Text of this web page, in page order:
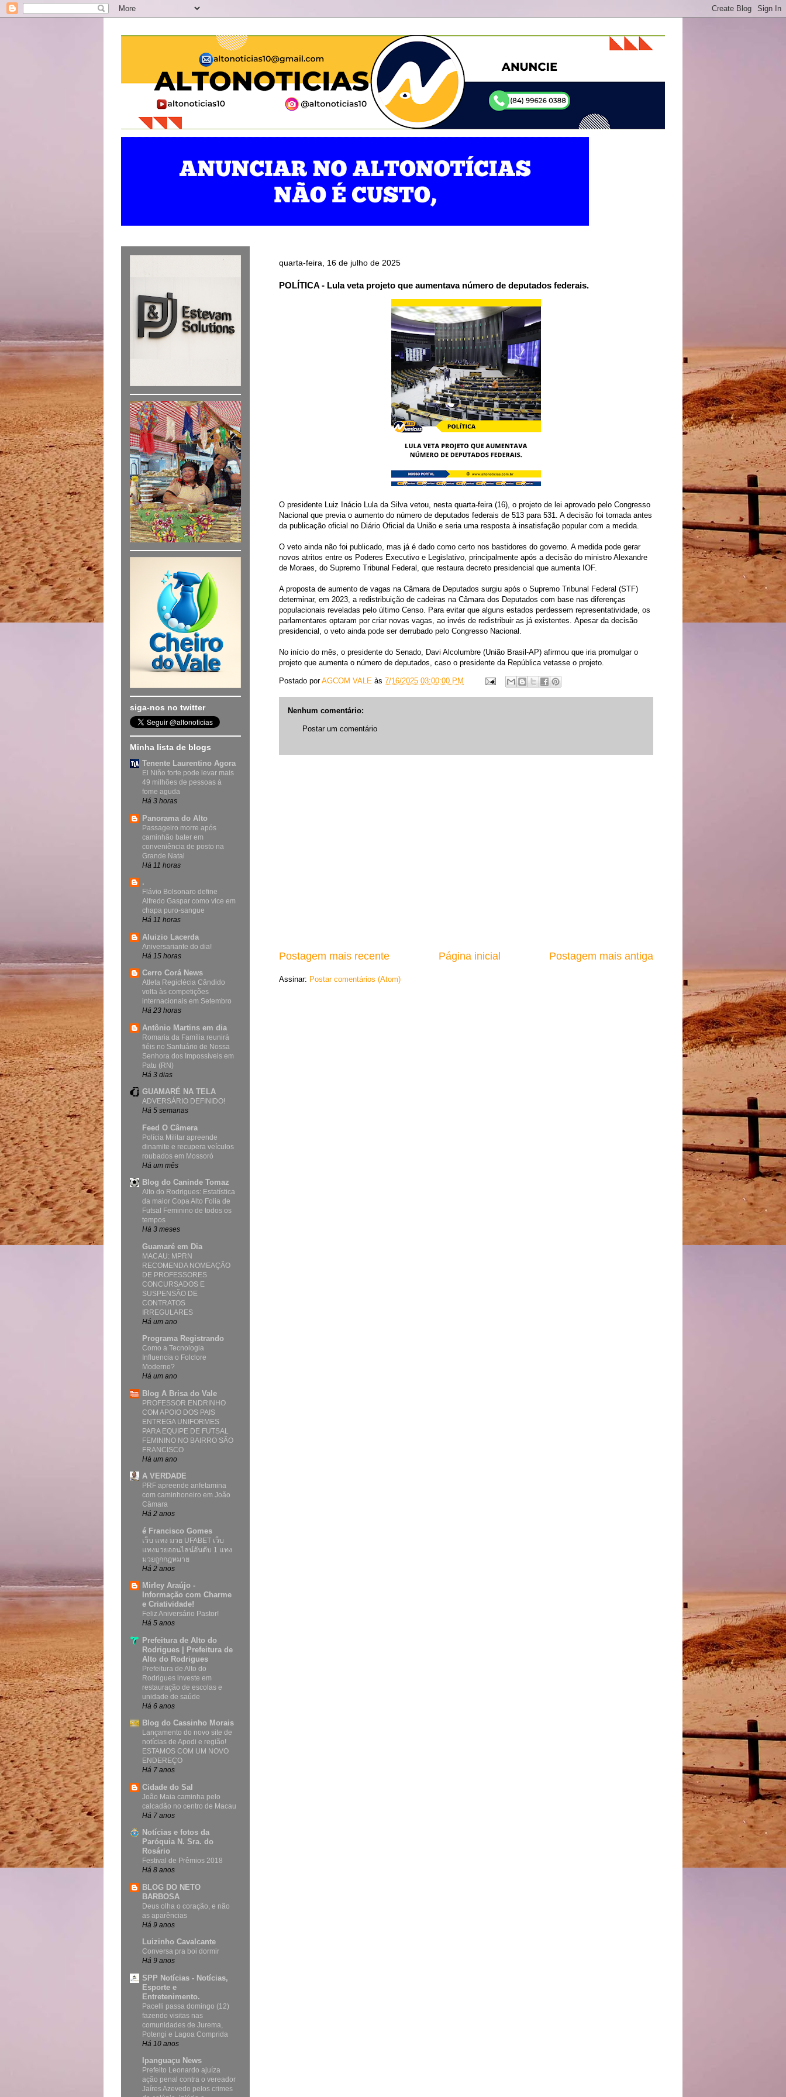
quarta-feira, 16 de julho de 2025
POLÍTICA - Lula veta projeto que aumentava número de deputados federais.
O presidente Luiz Inácio Lula da Silva vetou, nesta quarta-feira (16), o projeto de lei aprovado pelo Congresso
Nacional que previa o aumento do número de deputados federais de 513 para 531. A decisão foi tomada antes
da publicação oficial no Diário Oficial da União e seria uma resposta à insatisfação popular com a medida.
O veto ainda não foi publicado, mas já é dado como certo nos bastidores do governo. A medida pode gerar
novos atritos entre os Poderes Executivo e Legislativo, principalmente após a decisão do ministro Alexandre
de Moraes, do Supremo Tribunal Federal, que restaura decreto presidencial que aumenta IOF.
A proposta de aumento de vagas na Câmara de Deputados surgiu após o Supremo Tribunal Federal (STF)
determinar, em 2023, a redistribuição de cadeiras na Câmara dos Deputados com base nas diferenças
populacionais reveladas pelo último Censo. Para evitar que alguns estados perdessem representatividade, os
parlamentares optaram por criar novas vagas, ao invés de redistribuir as já existentes. Apesar da decisão
presidencial, o veto ainda pode ser derrubado pelo Congresso Nacional.
No início do mês, o presidente do Senado, Davi Alcolumbre (União Brasil-AP) afirmou que iria promulgar o
projeto que aumenta o número de deputados, caso o presidente da República vetasse o projeto.
Postado porAGCOM VALE às 7/16/2025 03:00:00 PM
Nenhum comentário:
Postar um comentário
Postagem mais recente Postagem mais antiga
Página inicial
Assinar: Postar comentários (Atom)
siga-nos no twitter
Minha lista de blogs
Tenente Laurentino Agora
El Niño forte pode levar mais
49 milhões de pessoas à
fome aguda
Há 3 horas
Panorama do Alto
Passageiro morre após
caminhão bater em
conveniência de posto na
Grande Natal
Há 11 horas
.
Flávio Bolsonaro define
Alfredo Gaspar como vice em
chapa puro-sangue
Há 11 horas
Aluizio Lacerda
Aniversariante do dia!
Há 15 horas
Cerro Corá News
Atleta Regiclécia Cândido
volta às competições
internacionais em Setembro
Há 23 horas
Antônio Martins em dia
Romaria da Família reunirá
fiéis no Santuário de Nossa
Senhora dos Impossíveis em
Patu (RN)
Há 3 dias
GUAMARÉ NA TELA
ADVERSÁRIO DEFINIDO!
Há 5 semanas
Feed O Câmera
Polícia Militar apreende
dinamite e recupera veículos
roubados em Mossoró
Há um mês
Blog do Caninde Tomaz
Alto do Rodrigues: Estatística
da maior Copa Alto Folia de
Futsal Feminino de todos os
tempos
Há 3 meses
Guamaré em Dia
MACAU: MPRN
RECOMENDA NOMEAÇÃO
DE PROFESSORES
CONCURSADOS E
SUSPENSÃO DE
CONTRATOS
IRREGULARES
Há um ano
Programa Registrando
Como a Tecnologia
Influencia o Folclore
Moderno?
Há um ano
Blog A Brisa do Vale
PROFESSOR ENDRINHO
COM APOIO DOS PAIS
ENTREGA UNIFORMES
PARA EQUIPE DE FUTSAL
FEMININO NO BAIRRO SÃO
FRANCISCO
Há um ano
A VERDADE
PRF apreende anfetamina
com caminhoneiro em João
Câmara
Há 2 anos
é Francisco Gomes
เว็บ แทง มวย UFABET เว็บ
แทงมวยออนไลน์อันดับ 1 แทง
มวยถูกกฎหมาย
Há 2 anos
Mirley Araújo -
Informação com Charme
e Criatividade!
Feliz Aniversário Pastor!
Há 5 anos
Prefeitura de Alto do
Rodrigues | Prefeitura de
Alto do Rodrigues
Prefeitura de Alto do
Rodrigues investe em
restauração de escolas e
unidade de saúde
Há 6 anos
Blog do Cassinho Morais
Lançamento do novo site de
notícias de Apodi e região!
ESTAMOS COM UM NOVO
ENDEREÇO
Há 7 anos
Cidade do Sal
João Maia caminha pelo
calcadão no centro de Macau
Há 7 anos
Notícias e fotos da
Paróquia N. Sra. do
Rosário
Festival de Prêmios 2018
Há 8 anos
BLOG DO NETO
BARBOSA
Deus olha o coração, e não
as aparências
Há 9 anos
Luizinho Cavalcante
Conversa pra boi dormir
Há 9 anos
SPP Notícias - Notícias,
Esporte e
Entretenimento.
Pacelli passa domingo (12)
fazendo visitas nas
comunidades de Jurema,
Potengi e Lagoa Comprida
Há 10 anos
Ipanguaçu News
Prefeito Leonardo ajuíza
ação penal contra o vereador
Jaíres Azevedo pelos crimes